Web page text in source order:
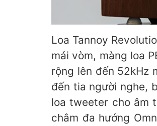
Loa Tannoy
mái vòm, màng loa
rộng lên đến 52kHz
đến tia người nghe,
loa tweeter cho âm
châm đa hướng